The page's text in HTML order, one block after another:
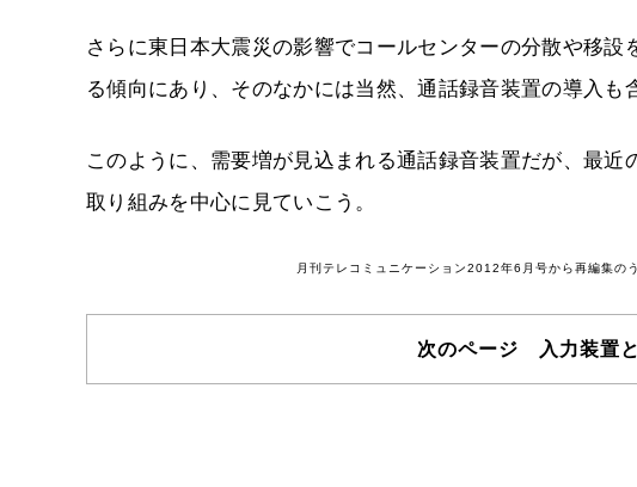
さらに東日本大震災の影響でコールセンターの分散や移
る傾向にあり、そのなかには当然、通話録音装置の導入も
このように、需要増が見込まれる通話録音装置だが、最
取り組みを中心に見ていこう。
月刊テレコミュニケーション2012年6月号から再編集の
次のページ 入力装置